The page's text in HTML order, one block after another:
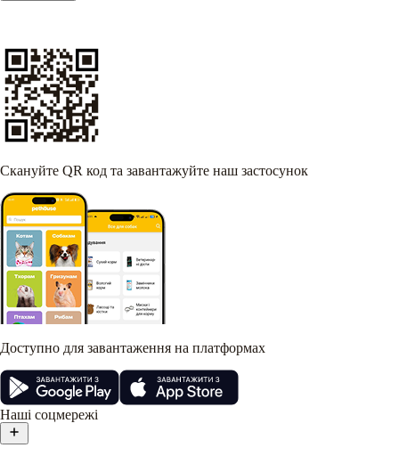
Скануйте QR код та завантажуйте наш застосунок
Доступно для завантаження на платформах
Наші соцмережі